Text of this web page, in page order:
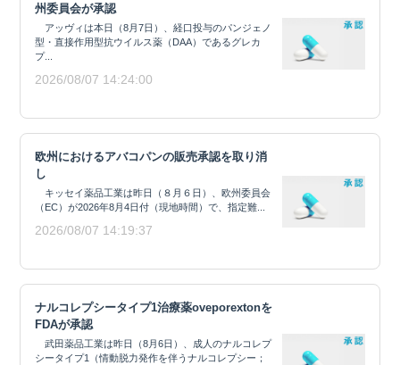
州委員会が承認
アッヴィは本日（8月7日）、経口投与のパンジェノ
型・直接作用型抗ウイルス薬（DAA）であるグレカ
プ...
2026/08/07 14:24:00
欧州におけるアバコパンの販売承認を取り消
し
キッセイ薬品工業は昨日（８月６日）、欧州委員会
（EC）が2026年8月4日付（現地時間）で、指定難...
2026/08/07 14:19:37
ナルコレプシータイプ1治療薬oveporextonを
FDAが承認
武田薬品工業は昨日（8月6日）、成人のナルコレプ
シータイプ1（情動脱力発作を伴うナルコレプシー；